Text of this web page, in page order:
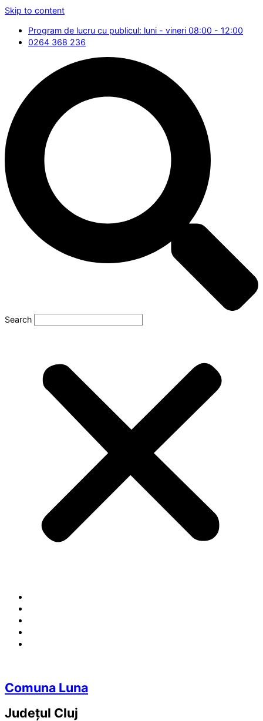
Skip to content
Program de lucru cu publicul: luni - vineri 08:00 - 12:00
0264 368 236
Search
Comuna Luna
Județul Cluj